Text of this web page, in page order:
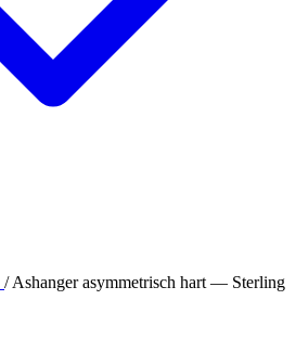
/ Ashanger asymmetrisch hart — Sterling